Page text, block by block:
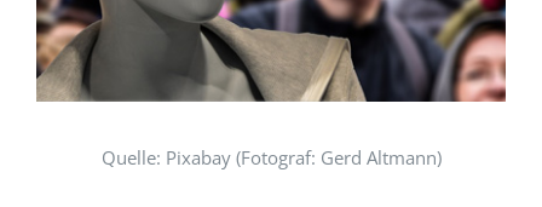
Quelle: Pixabay (Fotograf: Gerd Altmann)